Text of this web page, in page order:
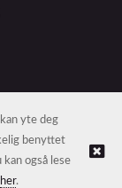
av Kréatif
yte deg
benyttet
også lese
her.